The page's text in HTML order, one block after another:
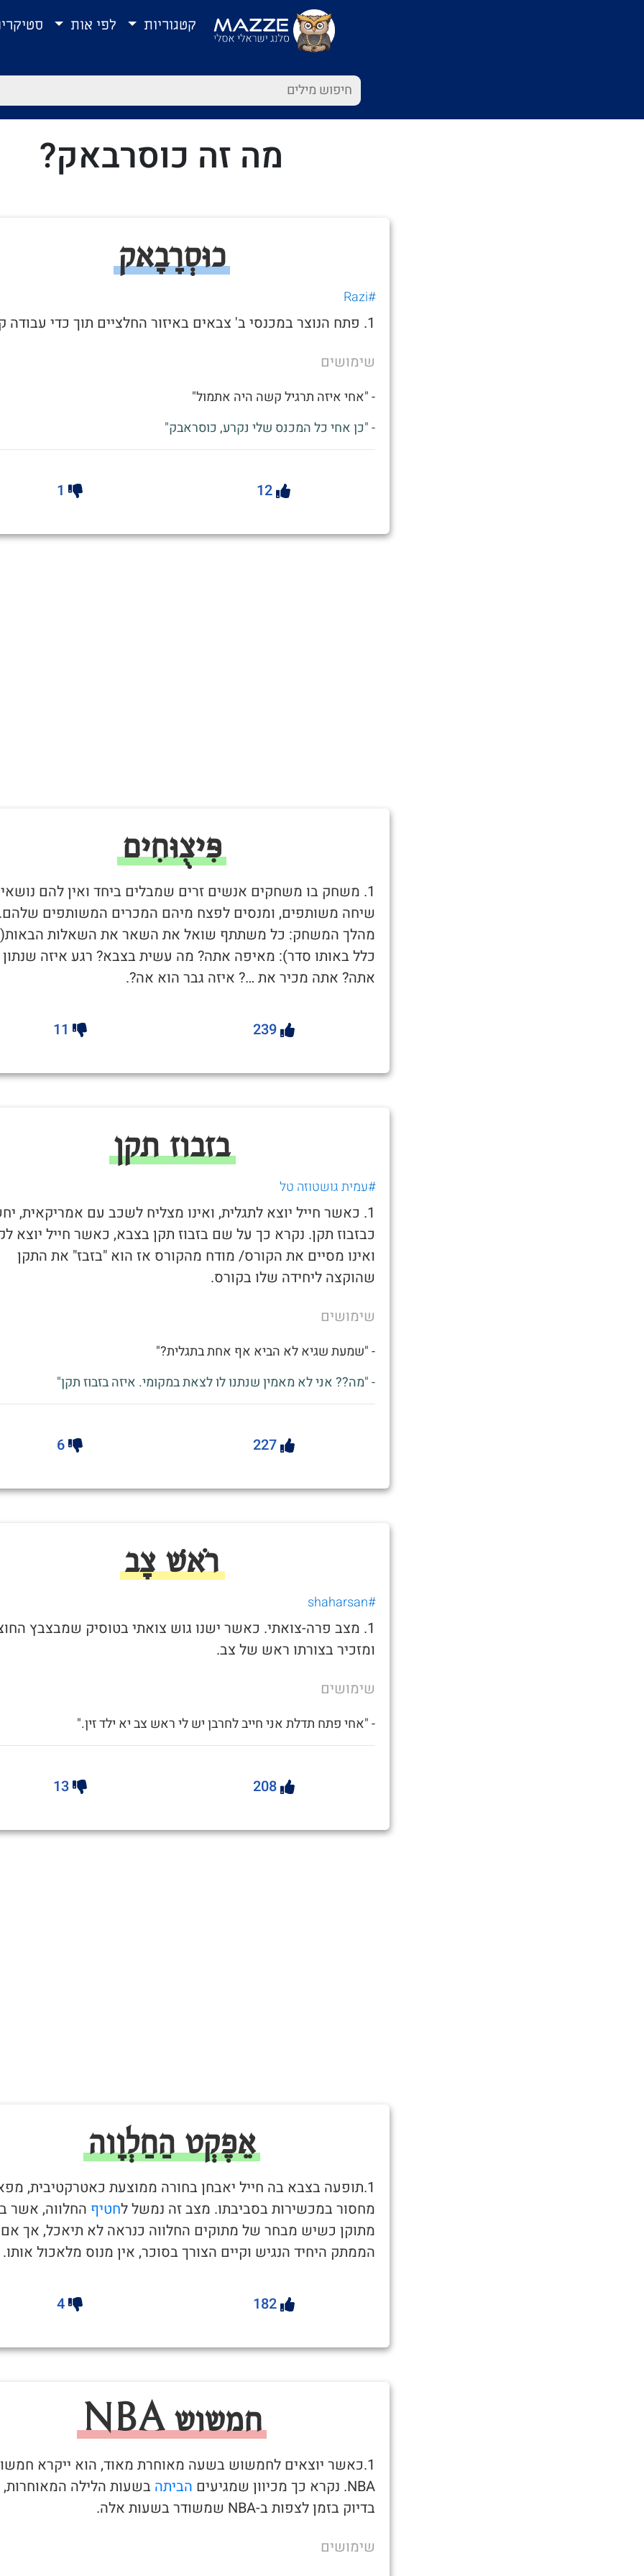
קטגוריות לפי אות
מה זה כוסרבאק?
כוּסְרָבָאק
#Razi
1. פתח הנוצר במכנסי ב' צבאים באיזור החלציים תוך כדי עבודה קשה
שימושים
- "אחי איזה תרגיל קשה היה אתמול"
- "כן אחי כל המכנס שלי נקרע, כוסראבק"
12
1
פִּיצֻוּחִים
1. משחק בו משחקים אנשים זרים שמבלים ביחד ואין להם נושאי
שיחה משותפים, ומנסים לפצח מיהם המכרים המשותפים
מהלך המשחק: כל משתתף שואל את השאר את השאלות
כלל באותו סדר): מאיפה אתה? מה עשית בצבא? רגע איזה שנתון
אתה? אתה מכיר את …? איזה גבר הוא אה?.
239
11
בזבוז תקן
#עמית גושטוזה טל
1. כאשר חייל יוצא לתגלית, ואינו מצליח לשכב עם אמריקאית,
כבזבוז תקן. נקרא כך על שם בזבוז תקן בצבא, כאשר חייל יוצא
ואינו מסיים את הקורס/ מודח מהקורס אז הוא "בזבז" את התקן
שהוקצה ליחידה שלו בקורס.
שימושים
- "שמעת שגיא לא הביא אף אחת בתגלית?"
- "מה?? אני לא מאמין שנתנו לו לצאת במקומי. איזה בזבוז תקן"
227
6
רֹאשׁ צָב
#shaharsan
1. מצב פרה-צואתי. כאשר ישנו גוש צואתי בטוסיק שמבצבץ
ומזכיר בצורתו ראש של צב.
שימושים
- "אחי פתח תדלת אני חייב לחרבן יש לי ראש צב יא ילד זין."
208
13
אֵפֶקְט הַחַלְוָוה
1.תופעה בצבא בה חייל יאבחן בחורה ממוצעת כאטרקטיבית,
מחסור במכשירות בסביבתו. מצב זה נמשל לחטיף החלווה, אשר
מתוקן כשיש מבחר של מתוקים החלווה כנראה לא תיאכל, אך אם
הממתק היחיד הנגיש וקיים הצורך בסוכר, אין מנוס מלאכול אותו.
182
4
חמשוש NBA
1.כאשר יוצאים לחמשוש בשעה מאוחרת מאוד, הוא ייקרא
NBA. נקרא כך מכיוון שמגיעים
הביתה בשעות הלילה המאוחרות,
בדיוק בזמן לצפות ב-NBA שמשודר בשעות אלה.
שימושים